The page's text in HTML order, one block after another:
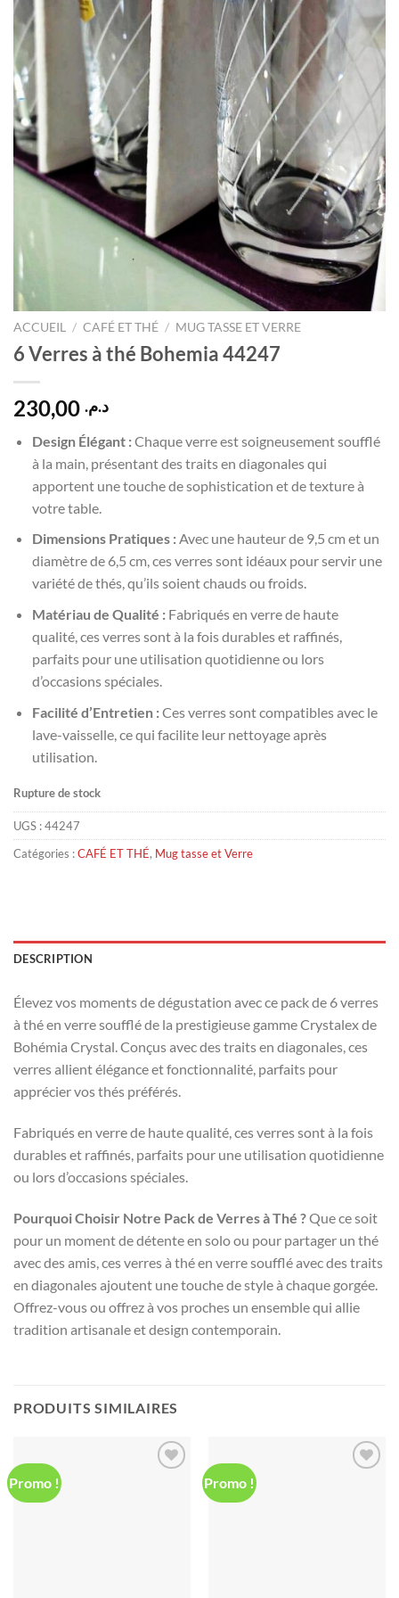
ACCUEIL / CAFÉ ET THÉ / MUG TASSE ET VERRE
6 Verres à thé Bohemia 44247
د.م.
Design Élégant :Chaque verre est soigneusement soufflé
à la main, présentant des traits en diagonales qui
apportent une touche de sophistication et de texture à
votre table.
Dimensions Pratiques :Avec une hauteur de 9,5 cm et un
diamètre de 6,5 cm, ces verres sont idéaux pour servir une
variété de thés, qu’ils soient chauds ou froids.
Matériau de Qualité :Fabriqués en verre de haute
qualité, ces verres sont à la fois durables et raffinés,
parfaits pour une utilisation quotidienne ou lors
d’occasions spéciales.
Facilité d’Entretien :Ces verres sont compatibles avec le
lave-vaisselle, ce qui facilite leur nettoyage après
utilisation.
Rupture de stock
UGS :44247
Catégories :CAFÉ ET THÉ, Mug tasse et Verre
DESCRIPTION
Élevez vos moments de dégustation avec ce pack de 6 verres
à thé en verre soufflé de la prestigieuse gamme Crystalex de
Bohémia Crystal. Conçus avec des traits en diagonales, ces
verres allient élégance et fonctionnalité, parfaits pour
apprécier vos thés préférés.
Fabriqués en verre de haute qualité, ces verres sont à la fois
durables et raffinés, parfaits pour une utilisation quotidienne
ou lors d’occasions spéciales.
Pourquoi Choisir Notre Pack de Verres à Thé ?Que ce soit
pour un moment de détente en solo ou pour partager un thé
avec des amis, ces verres à thé en verre soufflé avec des traits
en diagonales ajoutent une touche de style à chaque gorgée.
Offrez-vous ou offrez à vos proches un ensemble qui allie
tradition artisanale et design contemporain.
PRODUITS SIMILAIRES
Promo ! Promo !